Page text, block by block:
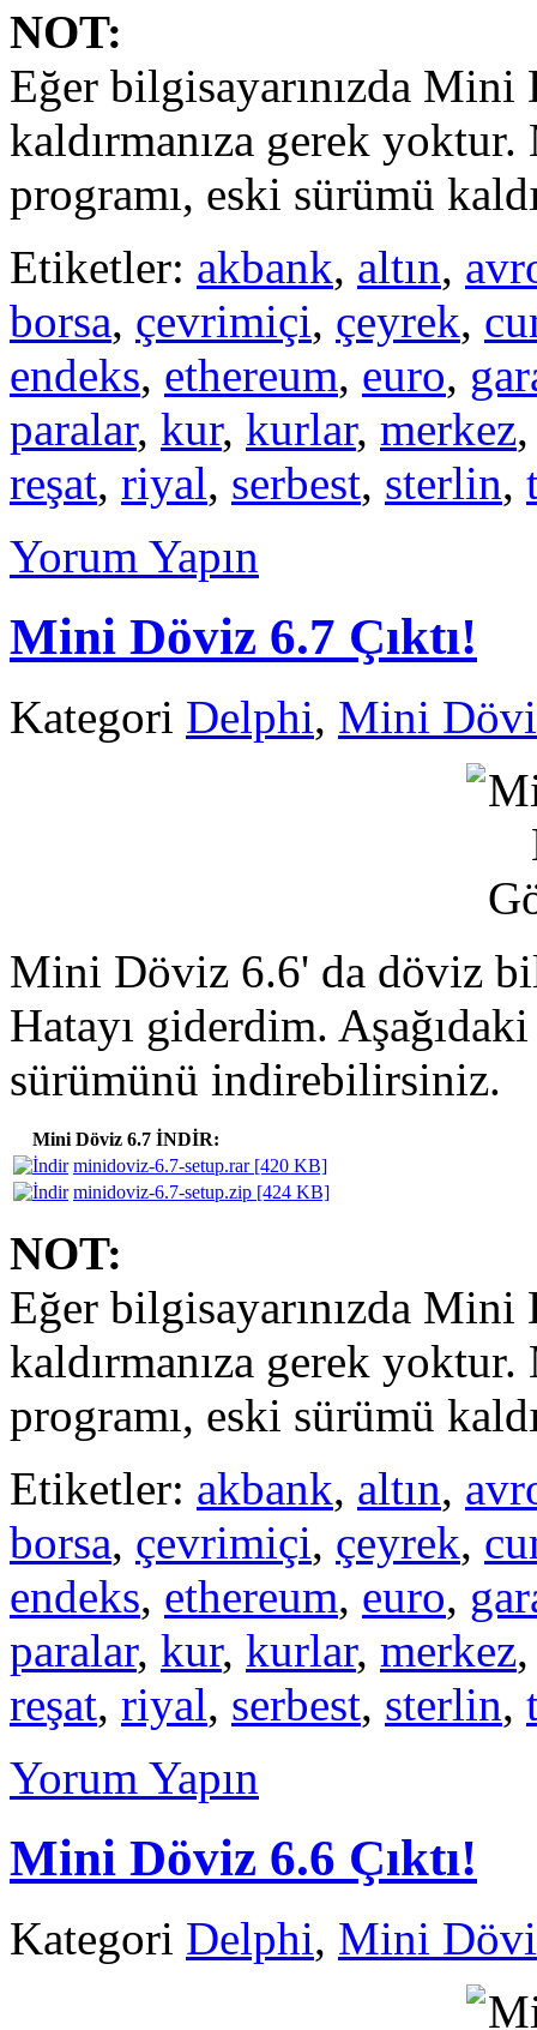
NOT:
Eğer bilgisayarınızda
kaldırmanıza gerek
programı, eski sürümü
Etiketler: akbank, altın,
borsa, çevrimiçi, çeyrek,
endeks, ethereum, euro,
paralar, kur, kurlar, merkez
reşat, riyal, serbest, sterlin,
Yorum Yapın
Mini Döviz 6.7 Çıktı!
Kategori Delphi, Mini
Mini Döviz 6.6' da döviz
Hatayı giderdim.
sürümünü indirebilirsiniz.
Mini Döviz 6.7 İNDİR:
minidoviz-6.7-setup.rar [420 KB]
minidoviz-6.7-setup.zip [424 KB]
NOT:
Eğer bilgisayarınızda
kaldırmanıza gerek
programı, eski sürümü
Etiketler: akbank, altın,
borsa, çevrimiçi, çeyrek,
endeks, ethereum, euro,
paralar, kur, kurlar, merkez
reşat, riyal, serbest, sterlin,
Yorum Yapın
Mini Döviz 6.6 Çıktı!
Kategori Delphi, Mini